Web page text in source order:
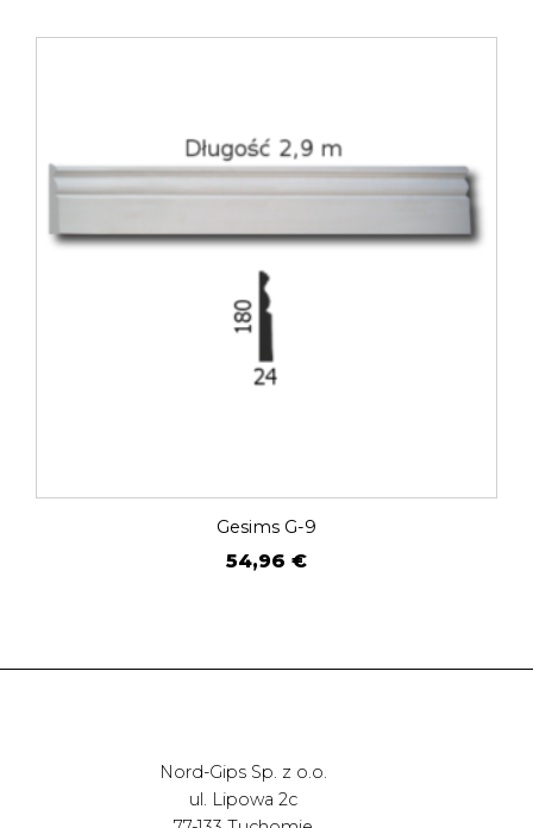
Gesims G-9
54,96 €
Nord-Gips Sp. z o.o.
ul. Lipowa 2c